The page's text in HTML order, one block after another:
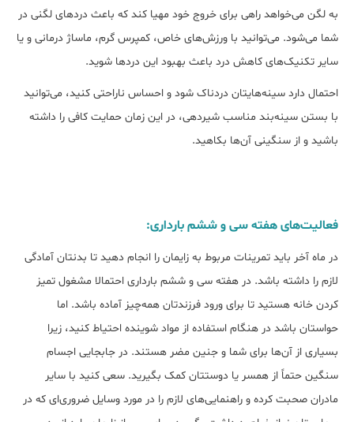
به لگن می‌خواهد راهی برای خروج خود مهیا کند که باعث دردهای لگنی در
شما می‌شود. می‌توانید با ورزش‌های خاص، کمپرس گرم، ماساژ درمانی و یا
سایر تکنیک‌های کاهش درد باعث بهبود این دردها شوید.
احتمال دارد سینه‌هایتان دردناک شود و احساس ناراحتی کنید، می‌توانید
با بستن سینه‌بند مناسب شیردهی، در این زمان حمایت کافی را داشته
باشید و از سنگینی آن‌ها بکاهید.
فعالیت‌های هفته سی و ششم بارداری:
در ماه آخر باید تمرینات مربوط به زایمان را انجام دهید تا بدنتان آمادگی
لازم را داشته باشد. در هفته سی و ششم بارداری احتمالا مشغول تمیز
کردن خانه هستید تا برای ورود فرزندتان همه‌چیز آماده باشد. اما
حواستان باشد در هنگام استفاده از مواد شوینده احتیاط کنید، زیرا
بسیاری از آن‌ها برای شما و جنین مضر هستند. در جابجایی اجسام
سنگین حتماً از همسر یا دوستتان کمک بگیرید. سعی کنید با سایر
مادران صحبت کرده و راهنمایی‌های لازم را در مورد وسایل ضروری‌ای که در